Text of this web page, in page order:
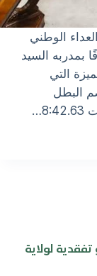
الوطني
بمدربه السيد
التي
البطل
تفقدية لولاية